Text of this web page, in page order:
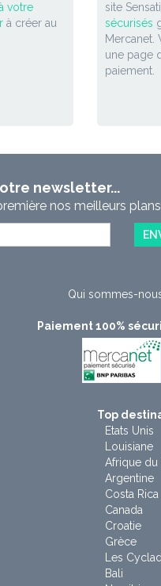
votre
à créer au
site
sécurisés
Mercanet.
une page
paiement.
newsletter...
nos meilleurs
Qui sommes-
Paiement 100%
Top
Etats Unis
Louisiane
Afrique du
Argentine
Costa Rica
Canada
Croatie
Grèce
Les
Bali